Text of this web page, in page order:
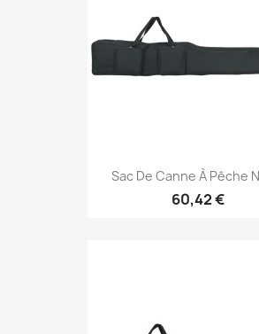
Sac De Canne À Pêche
60,42 €